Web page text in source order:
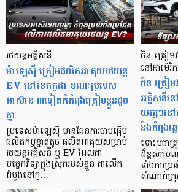
រថយន្តអគ្គិសនី
ម៉ាឡេស៊ី ត្រៀមផលិតអាគុយរថយន្ត
EV នៅខែកក្កដា ខណៈប្រទេស
អាស៊ាន ៣ទៀតក៏កំពុងត្រៀមខ្លួនដូច
គ្នា
ប្រទេសម៉ាឡេស៊ី មានផែនការចាប់ផ្ដើម
ផលិតកម្មខ្នាតតូច ផលិតអាគុយសម្រាប់
រថយន្តអគ្កិសនី ឬ EV ដែលជា
បច្ចេកវិទ្យាក្នុងស្រុករបស់ខ្លួន ជាលើក
ដំបូងនៅក្…
ចិន ត្រៀម
នៅអាម៉េរិក
ចិន ត្រៀម
អគ្គិសនីន
យក្សៗនៅ
និងកំពុងឆ្លេ
ទោះបីជា
ដ៏ខ្ពស់កប់ព
ទាំងការប្
សំណាក់ក្រុ